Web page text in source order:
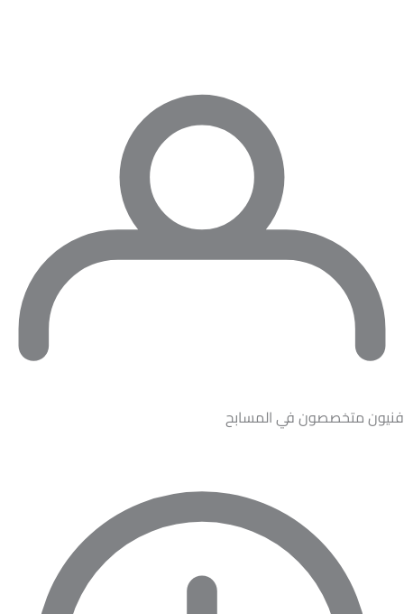
فنيون متخصصون في المسابح